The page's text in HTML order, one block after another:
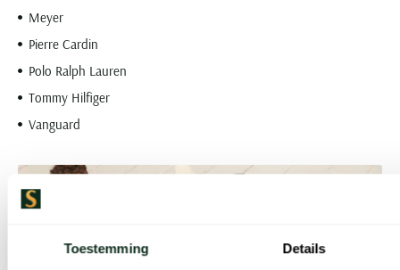
Toestemming Details
Meyer
Pierre Cardin
Polo Ralph Lauren
Tommy Hilfiger
Vanguard